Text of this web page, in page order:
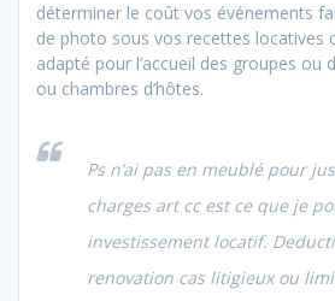
déterminer le coût vos événements
de photo sous vos recettes locatives
adapté pour l’accueil des groupes ou
ou chambres d’hôtes.
Ps n’ai pas en meublé pour
charges art cc est ce que je
investissement locatif.
renovation cas litigieux ou